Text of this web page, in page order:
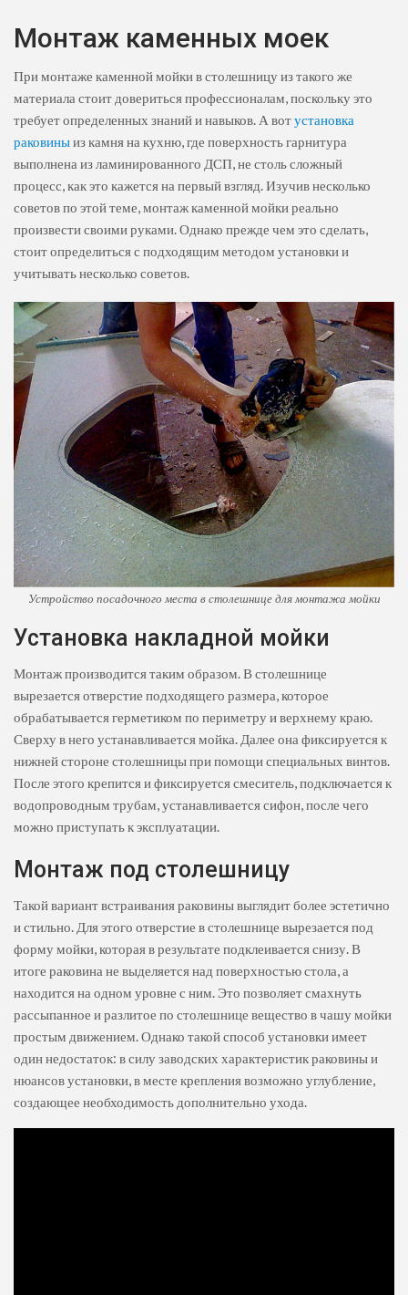
Монтаж каменных моек
При монтаже каменной мойки в столешницу из такого же
материала стоит довериться профессионалам, поскольку это
требует определенных знаний и навыков. А вотустановка
раковиныиз камня на кухню, где поверхность гарнитура
выполнена из ламинированного ДСП, не столь сложный
процесс, как это кажется на первый взгляд. Изучив несколько
советов по этой теме, монтаж каменной мойки реально
произвести своими руками. Однако прежде чем это сделать,
стоит определиться с подходящим методом установки и
учитывать несколько советов.
Устройство посадочного места в столешнице для монтажа мойки
Установка накладной мойки
Монтаж производится таким образом. В столешнице
вырезается отверстие подходящего размера, которое
обрабатывается герметиком по периметру и верхнему краю.
Сверху в него устанавливается мойка. Далее она фиксируется к
нижней стороне столешницы при помощи специальных винтов.
После этого крепится и фиксируется смеситель, подключается к
водопроводным трубам, устанавливается сифон, после чего
можно приступать к эксплуатации.
Монтаж под столешницу
Такой вариант встраивания раковины выглядит более эстетично
и стильно. Для этого отверстие в столешнице вырезается под
форму мойки, которая в результате подклеивается снизу. В
итоге раковина не выделяется над поверхностью стола, а
находится на одном уровне с ним. Это позволяет смахнуть
рассыпанное и разлитое по столешнице вещество в чашу мойки
простым движением. Однако такой способ установки имеет
один недостаток: в силу заводских характеристик раковины и
нюансов установки, в месте крепления возможно углубление,
создающее необходимость дополнительно ухода.